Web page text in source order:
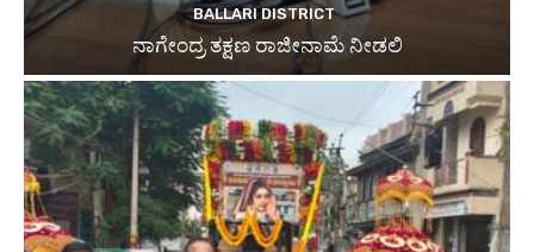
BALLARI DISTRICT
ನಾಗೇಂದ್ರ ತಕ್ಷಣ ರಾಜೀನಾಮೆ ನೀಡಲಿ